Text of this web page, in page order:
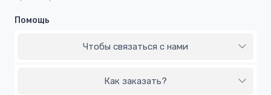
Помощь
Чтобы связаться с нами
Как заказать?